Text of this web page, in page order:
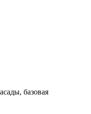
базовая